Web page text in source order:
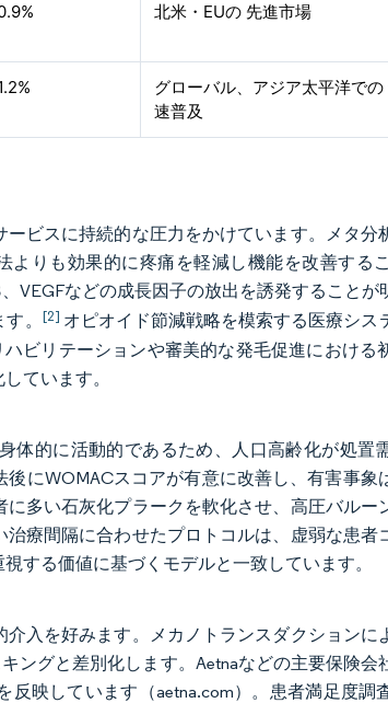
北米・EUの 先進市場
グローバル、アジア太平洋での
速普及
ビスに持続的な圧力をかけています。メタ分
りも効果的に疼痛を軽減し機能を改善する
VEGFなどの成長因子の放出を誘発すること
。 [2] オピオイド節減戦略を模索する医療シス
ビリテーションや審美的な発毛促進における
ています。
体的に活動的であるため、人口高齢化が処置
にWOMACスコアが有意に改善し、有害事象
多い石灰化プラークを軟化させ、高圧バルー
療間隔に合わせたプロトコルは、虚弱な患者
する価値に基づくモデルと一致しています。
入を好みます。メカノトランスダクションに
ングと差別化します。Aetnaなどの主要保険会
映しています（aetna.com）。患者満足度調